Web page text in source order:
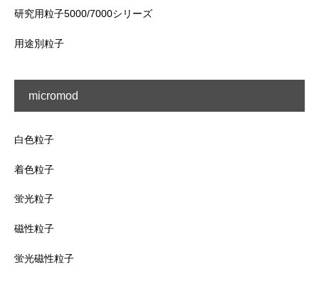
研究用粒子5000/7000シリーズ
用途別粒子
micromod
白色粒子
着色粒子
蛍光粒子
磁性粒子
蛍光磁性粒子